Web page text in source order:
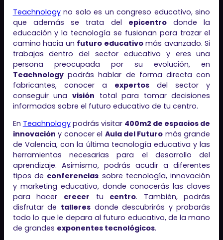
Teachnologyno solo es un congreso educativo, sino
que además se trata del epicentrodonde la
educación y la tecnología se fusionan para trazar el
camino hacia un futuro educativomás avanzado. Si
trabajas dentro del sector educativo y eres una
persona preocupada por su evolución, en
Teachnologypodrás hablar de forma directa con
fabricantes, conocer a expertos del sector y
conseguir una visión total para tomar decisiones
informadas sobre el futuro educativo de tu centro.
En Teachnologypodrás visitar 400m2 de espacios de
innovación y conocer el Aula del Futuro más grande
de Valencia, con la última tecnología educativa y las
herramientas necesarias para el desarrollo del
aprendizaje. Asimismo, podrás acudir a diferentes
tipos de conferencias sobre tecnología, innovación
y marketing educativo, donde conocerás las claves
para hacer crecer tu centro. También, podrás
disfrutar de talleresdonde descubrirás y probarás
todo lo que le depara al futuro educativo, de la mano
de grandes exponentes tecnológicos.